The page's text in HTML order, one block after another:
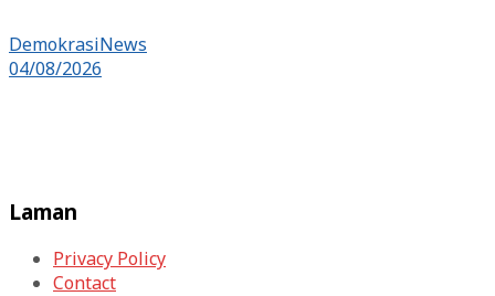
DemokrasiNews
04/08/2026
Laman
Privacy Policy
Contact